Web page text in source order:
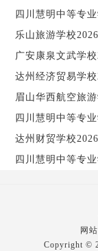
四川慧明中等专
乐山旅游学校
广安康泉文武学
达州经济贸易学
眉山华西航空旅
四川慧明中等专
达州财贸学校
四川慧明中等专
网
Copyright ©